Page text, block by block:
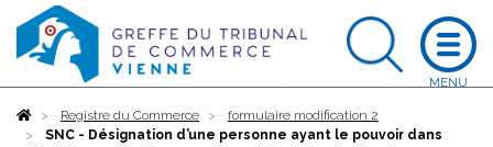
AccueilRegistre du Commerce
formulaire modification 2
SNC - Désignation d’une personne ayant le pouvoir dans